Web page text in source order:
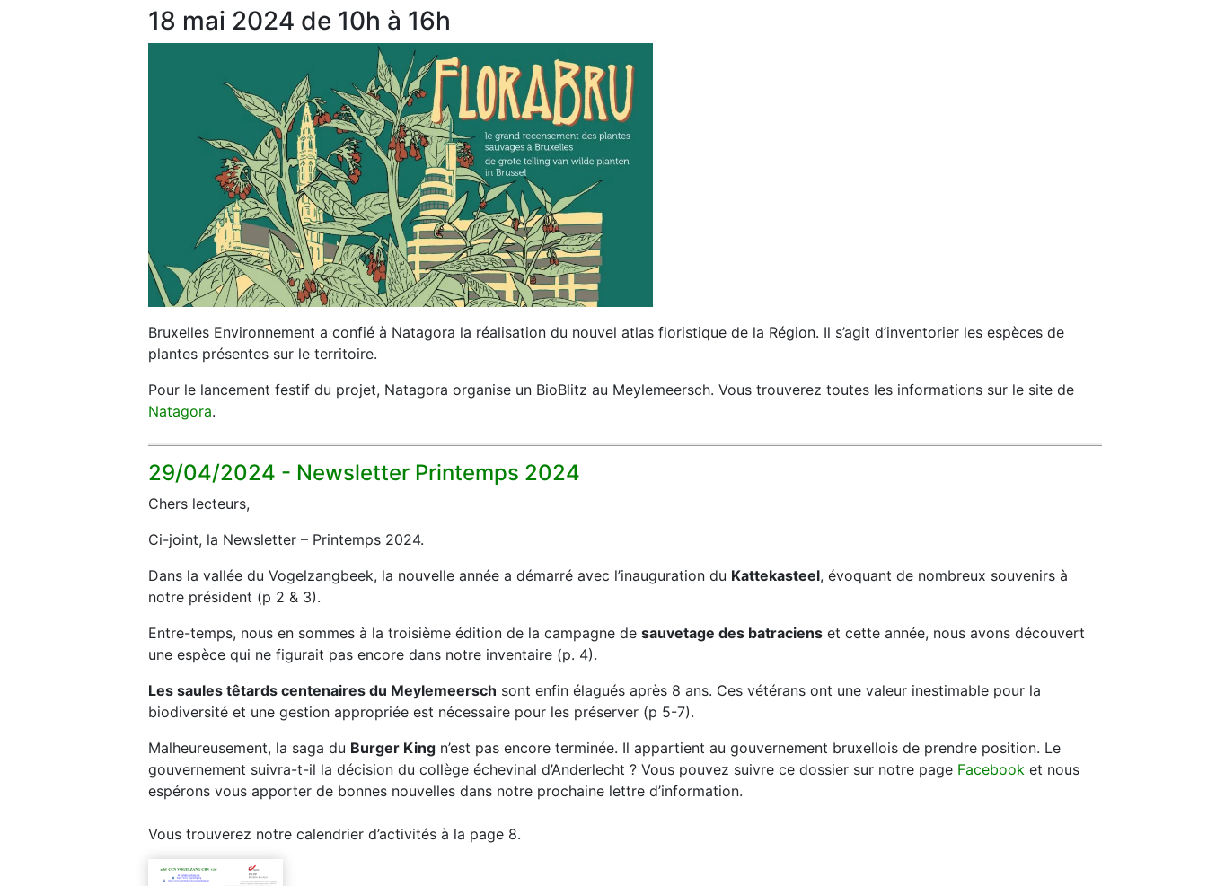
18 mai 2024 de 10h à 16h
Bruxelles Environnement a confié à Natagora la réalisation du nouvel atlas floristique de la Région. Il s’agit d’inventorier les espèces de
plantes présentes sur le territoire.
Pour le lancement festif du projet, Natagora organise un BioBlitz au Meylemeersch. Vous trouverez toutes les informations sur le site de
Natagora.
29/04/2024 - Newsletter Printemps 2024
Chers lecteurs,
Ci-joint, la Newsletter – Printemps 2024.
Dans la vallée du Vogelzangbeek, la nouvelle année a démarré avec l’inauguration du Kattekasteel, évoquant de nombreux souvenirs à
notre président (p 2 & 3).
Entre-temps, nous en sommes à la troisième édition de la campagne de sauvetage des batraciens et cette année, nous avons découvert
une espèce qui ne figurait pas encore dans notre inventaire (p. 4).
Les saules têtards centenaires du Meylemeersch sont enfin élagués après 8 ans. Ces vétérans ont une valeur inestimable pour la
biodiversité et une gestion appropriée est nécessaire pour les préserver (p 5-7).
Malheureusement, la saga du Burger King n’est pas encore terminée. Il appartient au gouvernement bruxellois de prendre position. Le
gouvernement suivra-t-il la décision du collège échevinal d’Anderlecht ? Vous pouvez suivre ce dossier sur notre page Facebook et nous
espérons vous apporter de bonnes nouvelles dans notre prochaine lettre d’information.
Vous trouverez notre calendrier d’activités à la page 8.